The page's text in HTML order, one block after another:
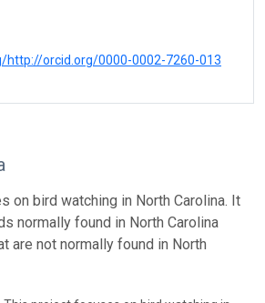
http://orcid.org/0000-0002-7260-013
on bird watching in North Carolina. It
normally found in North Carolina
are not normally found in North